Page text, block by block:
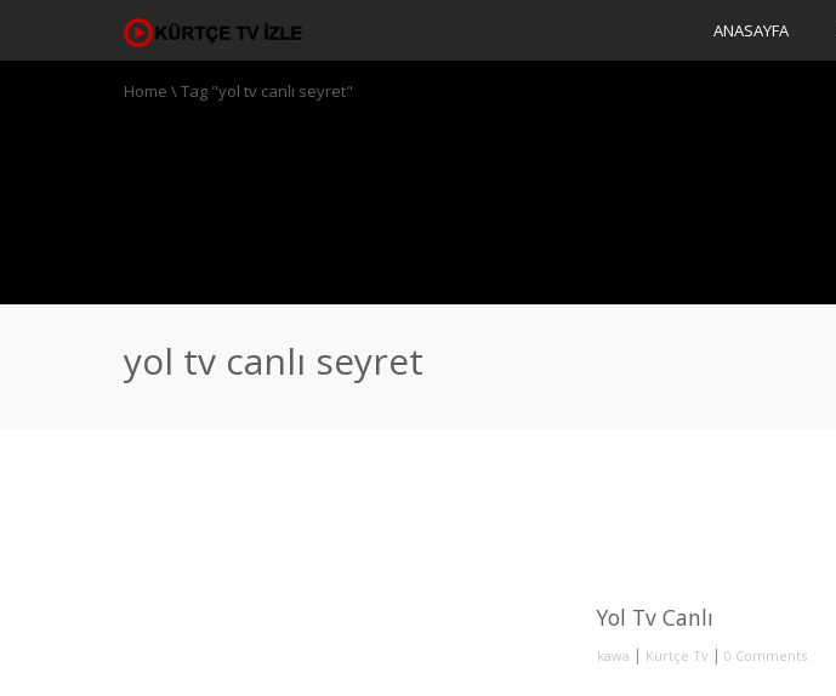
ANASAYFA
Home \Tag "yol tv canlı seyret"
yol tv canlı seyret
Yol Tv Canlı
kawa | Kürtçe Tv | 0 Comments